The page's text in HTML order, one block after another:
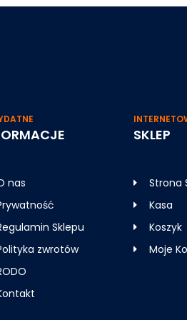
nas
Sklepu
zwrotów
SKLEP
Strona
Kasa
Koszyk
Moje